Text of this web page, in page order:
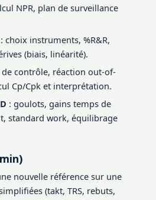
NPR, plan de surveillance
: choix instruments, %R&R,
(biais, linéarité).
de contrôle, réaction out-of-
Cp/Cpk et interprétation.
: goulots, gains temps de
standard work, équilibrage
nouvelle référence sur une
(takt, TRS, rebuts,